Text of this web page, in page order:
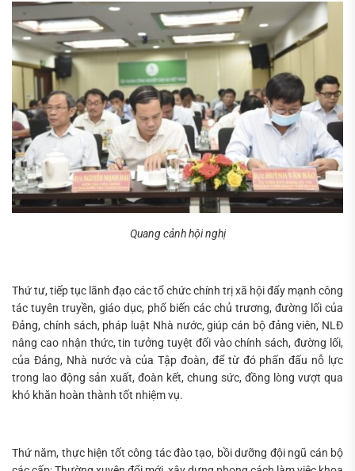
Quang cảnh hội nghị
Thứ tư, tiếp tục lãnh đạo các tổ chức chính trị xã hội đẩy mạnh công
tác tuyên truyền, giáo dục, phổ biến các chủ trương, đường lối của
Đảng, chính sách, pháp luật Nhà nước, giúp cán bộ đảng viên, NLĐ
nâng cao nhận thức, tin tưởng tuyệt đối vào chính sách, đường lối,
của Đảng, Nhà nước và của Tập đoàn, để từ đó phấn đấu nỗ lực
trong lao động sản xuất, đoàn kết, chung sức, đồng lòng vượt qua
khó khăn hoàn thành tốt nhiệm vụ.
Thứ năm, thực hiện tốt công tác đào tạo, bồi dưỡng đội ngũ cán bộ